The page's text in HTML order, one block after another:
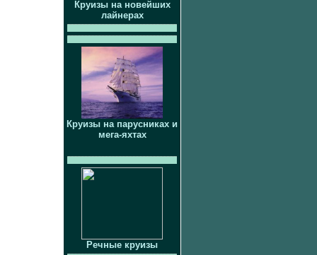
Круизы на новейших
лайнерах
Круизы на парусниках и
мега-яхтах
Речные круизы